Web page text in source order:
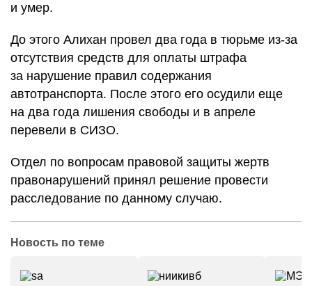
и умер.
До этого Алихан провел два года в тюрьме из-за
отсутствия средств для оплаты штрафа
за нарушение правил содержания
автотранспорта. После этого его осудили еще
на два года лишения свободы и в апреле
перевели в СИЗО.
Отдел по вопросам правовой защиты жертв
правонарушений принял решение провести
расследование по данному случаю.
Новость по теме